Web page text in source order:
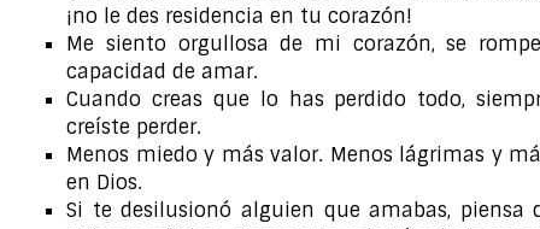
¡no le des residencia en tu corazón!
Me siento orgullosa de mi corazón, se
capacidad de amar.
Cuando creas que lo has perdido todo,
creíste perder.
Menos miedo y más valor. Menos lágrimas y
en Dios.
Si te desilusionó alguien que amabas,